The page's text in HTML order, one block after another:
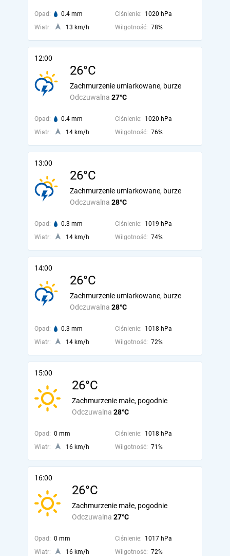
Opad: 0.4 mm Ciśnienie: 1020 hPa
Wiatr:
13 km/h Wilgotność: 78%
12:00
26°C
Odczuwalna 27°C
Zachmurzenie umiarkowane, burze
Opad: 0.4 mm Ciśnienie: 1020 hPa
Wiatr:
14 km/h Wilgotność: 76%
13:00
26°C
Odczuwalna 28°C
Zachmurzenie umiarkowane, burze
Opad: 0.3 mm Ciśnienie: 1019 hPa
Wiatr:
14 km/h Wilgotność: 74%
14:00
26°C
Odczuwalna 28°C
Zachmurzenie umiarkowane, burze
Opad: 0.3 mm Ciśnienie: 1018 hPa
Wiatr:
14 km/h Wilgotność: 72%
15:00
26°C
Odczuwalna 28°C
Zachmurzenie małe, pogodnie
Opad: 0 mm Ciśnienie: 1018 hPa
Wiatr:
16 km/h Wilgotność: 71%
16:00
26°C
Odczuwalna 27°C
Zachmurzenie małe, pogodnie
Opad: 0 mm Ciśnienie: 1017 hPa
Wiatr:
16 km/h Wilgotność: 72%